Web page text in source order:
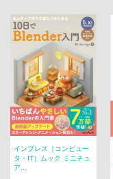
インプレス［コンピュー
タ・IT］ムック ミニチュ
ア...